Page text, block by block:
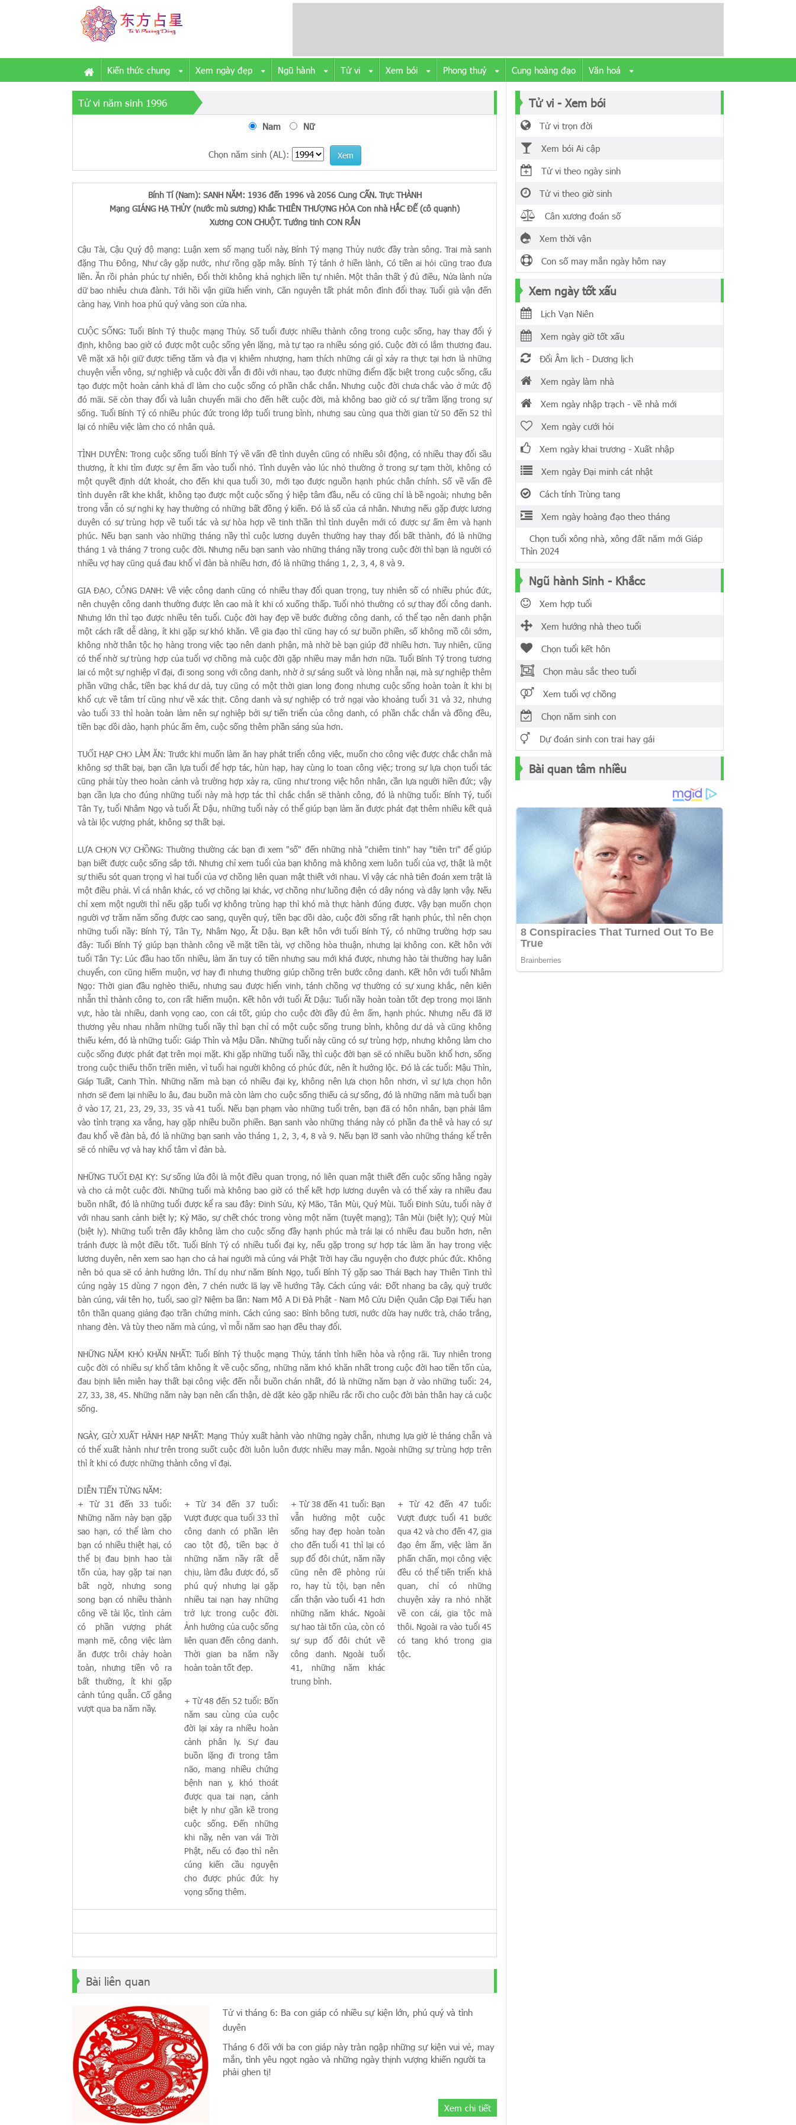
Kiến thức chung Xem ngày đẹp Ngũ hành Tử vi Xem bói Phong thuỷ Cung hoàng đạo Văn hoá
Tử vi năm sinh 1996
Nam Nữ
Chọn năm sinh (AL): Xem
Bính Tí (Nam): SANH NĂM: 1936 đến 1996 và 2056 Cung CẤN. Trực THÀNH
Mạng GIÁNG HẠ THỦY (nước mù sương) Khắc THIÊN THƯỢNG HỎA Con nhà HẮC ĐẾ (cô quạnh)
Xương CON CHUỘT. Tướng tinh CON RẮN
Cậu Tài, Cậu Quý độ mạng: Luận xem số mạng tuổi này, Bính Tý mạng Thủy nước đầy tràn sông. Trai mà sanh
đặng Thu Đông, Như cây gặp nước, như rồng gặp mây. Bính Tý tánh ở hiền lành, Có tiền ai hỏi cũng trao đưa
liền. Ăn rồi phản phúc tự nhiên, Đổi thời không khả nghịch liền tự nhiên. Một thân thất ý đủ điều, Nửa lành nửa
dữ bao nhiêu chưa đành. Tới hồi vận giữa hiển vinh, Căn nguyên tất phát môn đình đổi thay. Tuổi già vận đến
càng hay, Vinh hoa phú quý vàng son cửa nha.
CUỘC SỐNG: Tuổi Bính Tý thuộc mạng Thủy. Số tuổi được nhiều thành công trong cuộc sống, hay thay đổi ý
định, không bao giờ có được một cuộc sống yên lặng, mà tự tạo ra nhiều sóng gió. Cuộc đời có lắm thương đau.
Về mặt xã hội giữ được tiếng tăm và địa vị khiêm nhượng, ham thích những cái gì xảy ra thực tại hơn là những
chuyện viễn vông, sự nghiệp và cuộc đời vẫn đi đôi với nhau, tạo được những điểm đặc biệt trong cuộc sống, cấu
tạo được một hoàn cảnh khả dĩ làm cho cuộc sống có phần chắc chắn. Nhưng cuộc đời chưa chắc vào ở mức độ
đó mãi. Sẽ còn thay đổi và luân chuyển mãi cho đến hết cuộc đời, mà không bao giờ có sự trầm lặng trong sự
sống. Tuổi Bính Tý có nhiều phúc đức trong lớp tuổi trung bình, nhưng sau cùng qua thời gian từ 50 đến 52 thì
lại có nhiều việc làm cho có nhân quả.
TÌNH DUYÊN: Trong cuộc sống tuổi Bính Tý về vấn đề tình duyên cũng có nhiều sôi động, có nhiều thay đổi sầu
thương, ít khi tìm được sự êm ấm vào tuổi nhỏ. Tình duyên vào lúc nhỏ thường ở trong sự tạm thời, không có
một quyết định dứt khoát, cho đến khi qua tuổi 30, mới tạo được nguồn hạnh phúc chân chính. Số về vấn đề
tình duyên rất khe khắt, không tạo được một cuộc sống ý hiệp tâm đầu, nếu có cũng chỉ là bề ngoài; nhưng bên
trong vẫn có sự nghi kỵ hay thường có những bất đồng ý kiến. Đó là số của cá nhân. Nhưng nếu gặp được lương
duyên có sự trùng hợp về tuổi tác và sự hòa hợp về tinh thần thì tình duyên mới có được sự ấm êm và hạnh
phúc. Nếu bạn sanh vào những tháng nầy thì cuộc lương duyên thường hay thay đổi bất thành, đó là những
tháng 1 và tháng 7 trong cuộc đời. Nhưng nếu bạn sanh vào những tháng nầy trong cuộc đời thì bạn là người có
nhiều vợ hay cũng quá đau khổ vì đàn bà nhiều hơn, đó là những tháng 1, 2, 3, 4, 8 và 9.
GIA ĐẠO, CÔNG DANH: Về việc công danh cũng có nhiều thay đổi quan trọng, tuy nhiên số có nhiều phúc đức,
nên chuyện công danh thường được lên cao mà ít khi có xuống thấp. Tuổi nhỏ thường có sự thay đổi công danh.
Nhưng lớn thì tạo được nhiều tên tuổi. Cuộc đời hay đẹp về bước đường công danh, có thể tạo nên danh phận
một cách rất dễ dàng, ít khi gặp sự khó khăn. Về gia đạo thì cũng hay có sự buồn phiền, số không mồ côi sớm,
không nhờ thân tộc họ hàng trong việc tạo nên danh phận, mà nhờ bè bạn giúp đỡ nhiều hơn. Tuy nhiên, cũng
có thể nhờ sự trùng hợp của tuổi vợ chồng mà cuộc đời gặp nhiều may mắn hơn nữa. Tuổi Bính Tý trong tương
lai có một sự nghiệp vĩ đại, đi song song với công danh, nhờ ở sự sáng suốt và lòng nhẫn nại, mà sự nghiệp thêm
phần vững chắc, tiền bạc khá dư dả, tuy cũng có một thời gian long đong nhưng cuộc sống hoàn toàn ít khi bị
khổ cực về tâm trí cũng như về xác thịt. Công danh và sự nghiệp có trở ngại vào khoảng tuổi 31 và 32, nhưng
vào tuổi 33 thì hoàn toàn làm nên sự nghiệp bởi sự tiến triển của công danh, có phần chắc chắn và đồng đều,
tiền bạc dồi dào, hạnh phúc ấm êm, cuộc sống thêm phần sáng sủa hơn.
TUỔI HẠP CHO LÀM ĂN: Trước khi muốn làm ăn hay phát triển công việc, muốn cho công việc được chắc chắn mà
không sợ thất bại, bạn cần lựa tuổi để hợp tác, hùn hạp, hay cùng lo toan công việc; trong sự lựa chọn tuổi tác
cũng phải tùy theo hoàn cảnh và trường hợp xảy ra, cũng như trong việc hôn nhân, cần lựa người hiền đức; vậy
bạn cần lựa cho đúng những tuổi này mà hợp tác thì chắc chắn sẽ thành công, đó là những tuổi: Bính Tý, tuổi
Tân Tỵ, tuổi Nhâm Ngọ và tuổi Ất Dậu, những tuổi này có thể giúp bạn làm ăn được phát đạt thêm nhiều kết quả
và tài lộc vượng phát, không sợ thất bại.
LỰA CHỌN VỢ CHỒNG: Thường thường các bạn đi xem "số" đến những nhà "chiêm tinh" hay "tiên tri" để giúp
bạn biết được cuộc sống sắp tới. Nhưng chỉ xem tuổi của bạn không mà không xem luôn tuổi của vợ, thật là một
sự thiếu sót quan trọng vì hai tuổi của vợ chồng liên quan mật thiết với nhau. Vì vậy các nhà tiên đoán xem trật là
một điều phải. Vì cá nhân khác, có vợ chồng lại khác, vợ chồng như luồng điện có dây nóng và dây lạnh vậy. Nếu
chỉ xem một người thì nếu gặp tuổi vợ không trùng hạp thì khó mà thực hành đúng được. Vậy bạn muốn chọn
người vợ trăm năm sống được cao sang, quyền quý, tiền bạc dồi dào, cuộc đời sống rất hạnh phúc, thì nên chọn
những tuổi nầy: Bính Tý, Tân Tỵ, Nhâm Ngọ, Ất Dậu. Bạn kết hôn với tuổi Bính Tý, có những trường hợp sau
đây: Tuổi Bính Tý giúp bạn thành công về mặt tiền tài, vợ chồng hòa thuận, nhưng lại không con. Kết hôn với
tuổi Tân Tỵ: Lúc đầu hao tốn nhiều, làm ăn tuy có tiền nhưng sau mới khá được, nhưng hào tài thường hay luân
chuyển, con cũng hiếm muộn, vợ hay đi nhưng thường giúp chồng trên bước công danh. Kết hôn với tuổi Nhâm
Ngọ: Thời gian đầu nghèo thiếu, nhưng sau được hiển vinh, tánh chồng vợ thường có sự xung khắc, nên kiên
nhẫn thì thành công to, con rất hiếm muộn. Kết hôn với tuổi Ất Dậu: Tuổi nầy hoàn toàn tốt đẹp trong mọi lãnh
vực, hào tài nhiều, danh vọng cao, con cái tốt, giúp cho cuộc đời đầy đủ êm ấm, hạnh phúc. Nhưng nếu đã lỡ
thương yêu nhau nhằm những tuổi nầy thì bạn chỉ có một cuộc sống trung bình, không dư dả và cũng không
thiếu kém, đó là những tuổi: Giáp Thìn và Mậu Dần. Những tuổi này cũng có sự trùng hợp, nhưng không làm cho
cuộc sống được phát đạt trên mọi mặt. Khi gặp những tuổi nầy, thì cuộc đời bạn sẽ có nhiều buồn khổ hơn, sống
trong cuộc thiếu thốn triền miên, vì tuổi hai người không có phúc đức, nên ít hưởng lộc. Đó là các tuổi: Mậu Thìn,
Giáp Tuất, Canh Thìn. Những năm mà bạn có nhiều đại kỵ, không nên lựa chọn hôn nhơn, vì sự lựa chọn hôn
nhơn sẽ đem lại nhiều lo âu, đau buồn mà còn làm cho cuộc sống thiếu cả sự sống, đó là những năm mà tuổi bạn
ở vào 17, 21, 23, 29, 33, 35 và 41 tuổi. Nếu bạn phạm vào những tuổi trên, bạn đã có hôn nhân, bạn phải lâm
vào tình trạng xa vắng, hay gặp nhiều buồn phiền. Bạn sanh vào những tháng này có phần đa thê và hay có sự
đau khổ về đàn bà, đó là những bạn sanh vào tháng 1, 2, 3, 4, 8 và 9. Nếu bạn lỡ sanh vào những tháng kể trên
sẽ có nhiều vợ và hay khổ tâm vì đàn bà.
NHỮNG TUỔI ĐẠI KỴ: Sự sống lứa đôi là một điều quan trọng, nó liên quan mật thiết đến cuộc sống hằng ngày
và cho cả một cuộc đời. Những tuổi mà không bao giờ có thể kết hợp lương duyên và có thể xảy ra nhiều đau
buồn nhất, đó là những tuổi được kể ra sau đây: Đinh Sửu, Kỷ Mão, Tân Mùi, Quý Mùi. Tuổi Đinh Sửu, tuổi này ở
với nhau sanh cảnh biệt ly; Kỷ Mão, sự chết chóc trong vòng một năm (tuyệt mạng); Tân Mùi (biệt ly); Quý Mùi
(biệt ly). Những tuổi trên đây không làm cho cuộc sống đầy hạnh phúc mà trái lại có nhiều đau buồn hơn, nên
tránh được là một điều tốt. Tuổi Bính Tý có nhiều tuổi đại kỵ, nếu gặp trong sự hợp tác làm ăn hay trong việc
lương duyên, nên xem sao hạn cho cả hai người mà cúng vái Phật Trời hay cầu nguyện cho được phúc đức. Không
nên bỏ qua sẽ có ảnh hưởng lớn. Thí dụ như năm Bính Ngọ, tuổi Bính Tý gặp sao Thái Bạch hay Thiên Tinh thì
cúng ngày 15 dùng 7 ngọn đèn, 7 chén nước lã lạy về hướng Tây. Cách cúng vái: Đốt nhang ba cây, quỳ trước
bàn cúng, vái tên họ, tuổi, sao gì? Niệm ba lần: Nam Mô A Di Đà Phật - Nam Mô Cửu Diện Quân Cập Đại Tiểu hạn
tôn thần quang giảng đạo trần chứng minh. Cách cúng sao: Bình bông tươi, nước dừa hay nước trà, cháo trắng,
nhang đèn. Và tùy theo năm mà cúng, vì mỗi năm sao hạn đều thay đổi.
NHỮNG NĂM KHÓ KHĂN NHẤT: Tuổi Bính Tý thuộc mạng Thủy, tánh tình hiền hòa và rộng rãi. Tuy nhiên trong
cuộc đời có nhiều sự khổ tâm không ít về cuộc sống, những năm khó khăn nhất trong cuộc đời hao tiền tốn của,
đau bịnh liên miên hay thất bại công việc đến nỗi buồn chán nhất, đó là những năm bạn ở vào những tuổi: 24,
27, 33, 38, 45. Những năm này bạn nên cẩn thận, dè dặt kẻo gặp nhiều rắc rối cho cuộc đời bản thân hay cả cuộc
sống.
NGÀY, GIỜ XUẤT HÀNH HẠP NHẤT: Mạng Thủy xuất hành vào những ngày chẵn, nhưng lựa giờ lẻ tháng chẵn và
có thể xuất hành như trên trong suốt cuộc đời luôn luôn được nhiều may mắn. Ngoài những sự trùng hợp trên
thì ít khi có được những thành công vĩ đại.
DIỄN TIẾN TỪNG NĂM:
+ Từ 31 đến 33 tuổi:
Những năm này bạn gặp
sao hạn, có thể làm cho
bạn có nhiều thiệt hại, có
thể bị đau bịnh hao tài
tốn của, hay gặp tai nạn
bất ngờ, nhưng song
song bạn có nhiều thành
công về tài lộc, tình cảm
có phần vượng phát
mạnh mẽ, công việc làm
ăn được trôi chảy hoàn
toàn, nhưng tiền vô ra
bất thường, ít khi gặp
cảnh túng quẫn. Cố gắng
vượt qua ba năm nầy.
+ Từ 34 đến 37 tuổi:
Vượt được qua tuổi 33 thì
công danh có phần lên
cao tột độ, tiền bạc ở
những năm nầy rất dễ
chịu, làm đâu được đó, số
phú quý nhưng lại gặp
nhiều tai nạn hay những
trở lực trong cuộc đời.
Ảnh hưởng của cuộc sống
liên quan đến công danh.
Thời gian ba năm nầy
hoàn toàn tốt đẹp.
+ Từ 38 đến 41 tuổi: Bạn
vẫn hưởng một cuộc
sống hay đẹp hoàn toàn
cho đến tuổi 41 thì lại có
sụp đổ đôi chút, năm nầy
cũng nên đề phòng rủi
ro, hay tù tội, bạn nên
cẩn thận vào tuổi 41 hơn
những năm khác. Ngoài
sự hao tài tốn của, còn có
sự sụp đổ đôi chút về
công danh. Ngoài tuổi
41, những năm khác
trung bình.
+ Từ 42 đến 47 tuổi:
Vượt được tuổi 41 bước
qua 42 và cho đến 47, gia
đạo êm ấm, việc làm ăn
phấn chấn, mọi công việc
đều có thể tiến triển khả
quan, chỉ có những
chuyện xảy ra nhỏ nhặt
về con cái, gia tộc mà
thôi. Ngoài ra vào tuổi 45
có tang khó trong gia
tộc.
+ Từ 48 đến 52 tuổi: Bốn
năm sau cùng của cuộc
đời lại xảy ra nhiều hoàn
cảnh phân ly. Sự đau
buồn lặng đi trong tâm
não, mang nhiều chứng
bệnh nan y, khó thoát
được qua tai nạn, cảnh
biệt ly như gần kề trong
cuộc sống. Đến những
khi nầy, nên van vái Trời
Phật, nếu có đạo thì nên
cúng kiến cầu nguyện
cho được phúc đức hy
vọng sống thêm.
Bài liên quan
Tử vi tháng 6: Ba con giáp có nhiều sự kiện lớn, phú quý và tình
duyên
Tháng 6 đối với ba con giáp này tràn ngập những sự kiện vui vẻ, may
mắn, tình yêu ngọt ngào và những ngày thịnh vượng khiến người ta
phải ghen tị!
Xem chi tiết
Tử vi - Xem bói
Tử vi trọn đời
Xem bói Ai cập
Tử vi theo ngày sinh
Tử vi theo giờ sinh
Cân xương đoán số
Xem thời vận
Con số may mắn ngày hôm nay
Xem ngày tốt xấu
Lịch Vạn Niên
Xem ngày giờ tốt xấu
Đổi Âm lịch - Dương lịch
Xem ngày làm nhà
Xem ngày nhập trạch - về nhà mới
Xem ngày cưới hỏi
Xem ngày khai trương - Xuất nhập
Xem ngày Đại minh cát nhật
Cách tính Trùng tang
Xem ngày hoàng đạo theo tháng
Chọn tuổi xông nhà, xông đất năm mới Giáp
Thìn 2024
Ngũ hành Sinh - Khắcc
Xem hợp tuổi
Xem hướng nhà theo tuổi
Chọn tuổi kết hôn
Chọn màu sắc theo tuổi
Xem tuổi vợ chồng
Chọn năm sinh con
Dự đoán sinh con trai hay gái
Bài quan tâm nhiều